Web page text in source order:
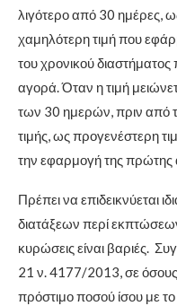
λιγότερο από 30 ημέρες,
χαμηλότερη τιμή που
του χρονικού
αγορά. Όταν η τιμή
των 30 ημερών, πριν από
τιμής, ως προγενέστερη
την εφαρμογή της πρώτης
Πρέπει να επιδεικνύεται
διατάξεων περί
κυρώσεις είναι βαριές.
21 ν. 4177/2013, σε όσους
πρόστιμο ποσού ίσου με